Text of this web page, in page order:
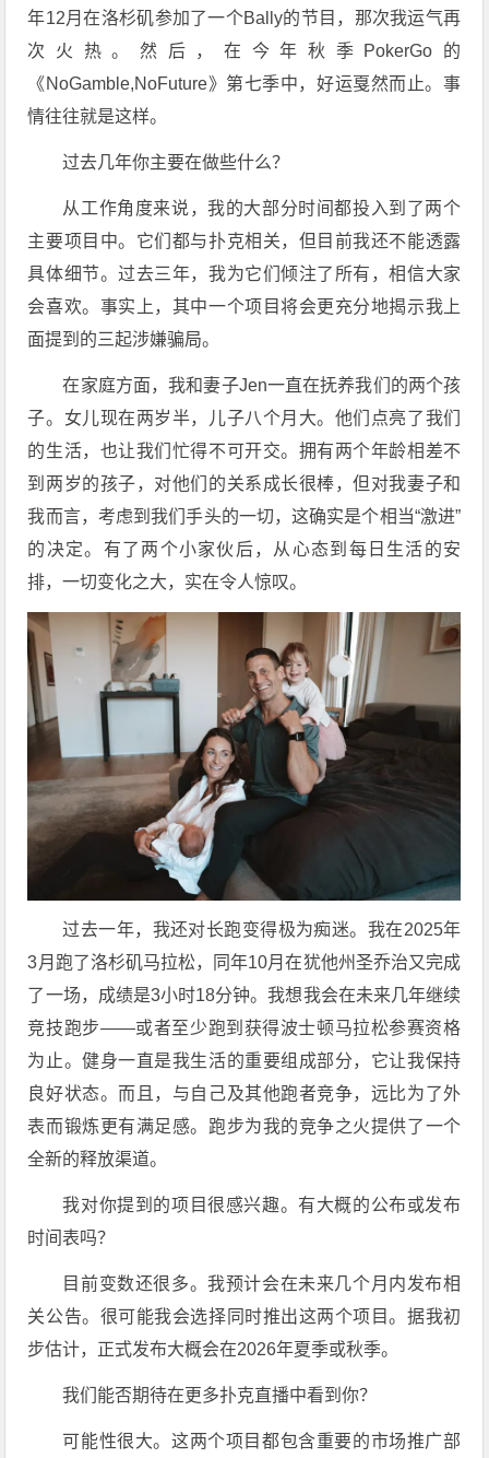
年12月在洛杉矶参加了一个Bally的节目，那次我运气再
次火热。然后，在今年秋季PokerGo的
《NoGamble,NoFuture》第七季中，好运戛然而止。事
情往往就是这样。
过去几年你主要在做些什么？
从工作角度来说，我的大部分时间都投入到了两个
主要项目中。它们都与扑克相关，但目前我还不能透露
具体细节。过去三年，我为它们倾注了所有，相信大家
会喜欢。事实上，其中一个项目将会更充分地揭示我上
面提到的三起涉嫌骗局。
在家庭方面，我和妻子Jen一直在抚养我们的两个孩
子。女儿现在两岁半，儿子八个月大。他们点亮了我们
的生活，也让我们忙得不可开交。拥有两个年龄相差不
到两岁的孩子，对他们的关系成长很棒，但对我妻子和
我而言，考虑到我们手头的一切，这确实是个相当“激进”
的决定。有了两个小家伙后，从心态到每日生活的安
排，一切变化之大，实在令人惊叹。
过去一年，我还对长跑变得极为痴迷。我在2025年
3月跑了洛杉矶马拉松，同年10月在犹他州圣乔治又完成
了一场，成绩是3小时18分钟。我想我会在未来几年继续
竞技跑步——或者至少跑到获得波士顿马拉松参赛资格
为止。健身一直是我生活的重要组成部分，它让我保持
良好状态。而且，与自己及其他跑者竞争，远比为了外
表而锻炼更有满足感。跑步为我的竞争之火提供了一个
全新的释放渠道。
我对你提到的项目很感兴趣。有大概的公布或发布
时间表吗？
目前变数还很多。我预计会在未来几个月内发布相
关公告。很可能我会选择同时推出这两个项目。据我初
步估计，正式发布大概会在2026年夏季或秋季。
我们能否期待在更多扑克直播中看到你？
可能性很大。这两个项目都包含重要的市场推广部